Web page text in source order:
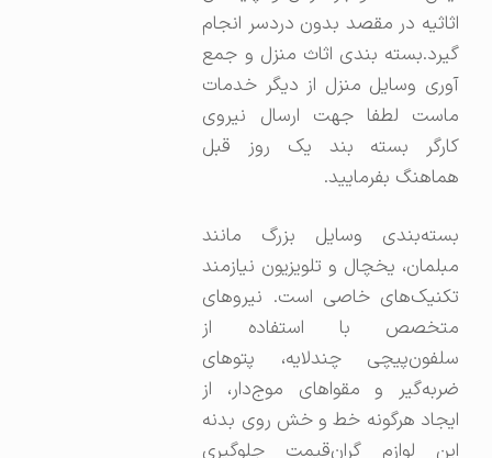
اثاثیه در مقصد بدون دردسر انجام
گیرد.بسته بندی اثاث منزل و جمع
آوری وسایل منزل از دیگر خدمات
ماست لطفا جهت ارسال نیروی
کارگر بسته بند یک روز قبل
هماهنگ بفرمایید.
بسته‌بندی وسایل بزرگ مانند
مبلمان، یخچال و تلویزیون نیازمند
تکنیک‌های خاصی است. نیروهای
متخصص با استفاده از
سلفون‌پیچی چندلایه، پتوهای
ضربه‌گیر و مقواهای موج‌دار، از
ایجاد هرگونه خط و خش روی بدنه
این لوازم گران‌قیمت جلوگیری